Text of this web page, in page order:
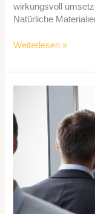
wirkungsvoll
Natürliche
Weiterlesen »
Networking
Konferenzen